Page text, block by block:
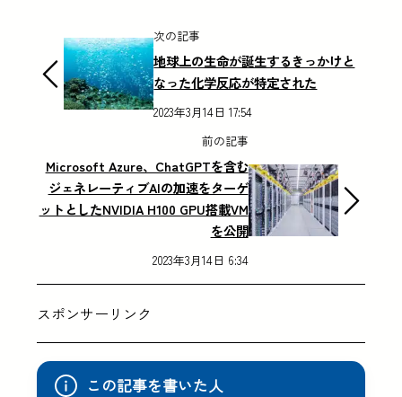
次の記事
地球上の生命が誕生するきっかけと
なった化学反応が特定された
2023年3月14日 17:54
前の記事
Microsoft Azure、ChatGPTを含む
ジェネレーティブAIの加速をターゲ
ットとしたNVIDIA H100 GPU搭載VM
を公開
2023年3月14日 6:34
スポンサーリンク
この記事を書いた人